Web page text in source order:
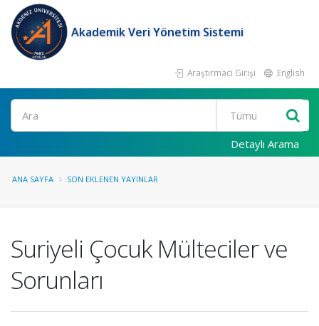
Akademik Veri Yönetim Sistemi
Araştırmacı Girişi English
Ara
Detaylı Arama
ANA SAYFA SON EKLENEN YAYINLAR
Suriyeli Çocuk Mülteciler ve
Sorunları